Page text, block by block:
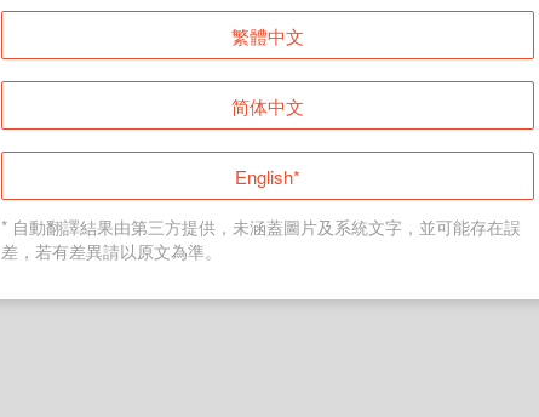
登入
返回首頁
繁體中文
简体中文
English*
* 自動翻譯結果由第三方提供，未涵蓋圖片及系統文字，並可能存在誤
差，若有差異請以原文為準。